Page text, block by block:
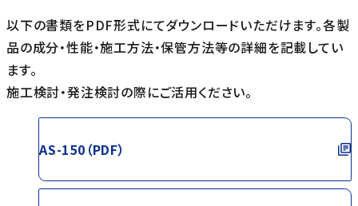
以下の書類をPDF形式にてダウンロードいただけます。各製
品の成分・性能・施工方法・保管方法等の詳細を記載してい
ます。
施工検討・発注検討の際にご活用ください。
AS-150（PDF）